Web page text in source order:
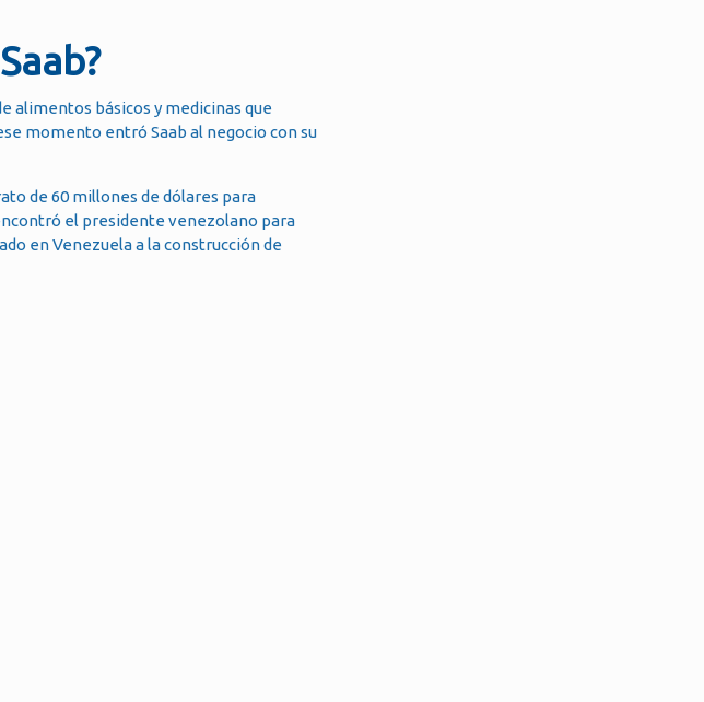
alimentos básicos y medicinas que
momento entró Saab al negocio con su
de 60 millones de dólares para
el presidente venezolano para
en Venezuela a la construcción de